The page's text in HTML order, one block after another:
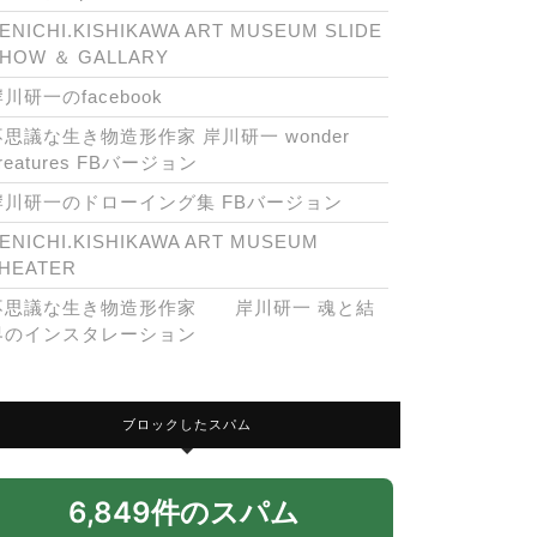
ART MUSEUM SLIDE
＆ GALLARY
川研一のfacebook
思議な生き物造形作家 岸川研一 wonder
FBバージョン
川研一のドローイング集 FBバージョン
ART MUSEUM
思議な生き物造形作家 岸川研一 魂と結
のインスタレーション
ブロックしたスパム
6,849件のスパム